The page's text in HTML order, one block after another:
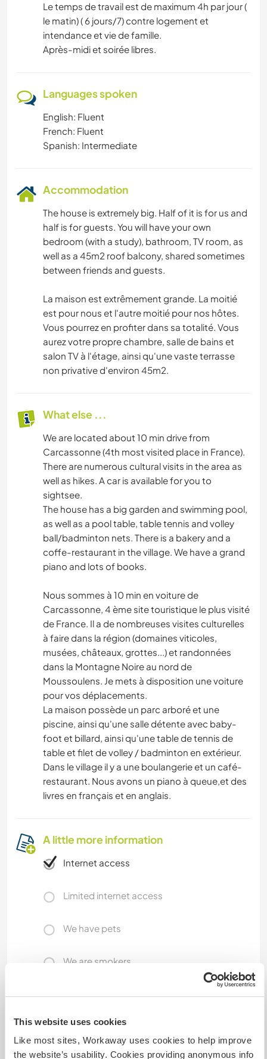
This website uses cookies
Like most sites, Workaway uses cookies to help improve
the website’s usability. Cookies providing anonymous info
Le temps de travail est de maximum 4h par jour (
le matin) ( 6 jours/7) contre logement et
intendance et vie de famille.
Après-midi et soirée libres.
Languages spoken
English: Fluent
French: Fluent
Spanish: Intermediate
Accommodation
The house is extremely big. Half of it is for us and
half is for guests. You will have your own
bedroom (with a study), bathroom, TV room, as
well as a 45m2 roof balcony, shared sometimes
between friends and guests.
La maison est extrêmement grande. La moitié
est pour nous et l'autre moitié pour nos hôtes.
Vous pourrez en profiter dans sa totalité. Vous
aurez votre propre chambre, salle de bains et
salon TV à l'étage, ainsi qu'une vaste terrasse
non privative d'environ 45m2.
What else ...
We are located about 10 min drive from
Carcassonne (4th most visited place in France).
There are numerous cultural visits in the area as
well as hikes. A car is available for you to
sightsee.
The house has a big garden and swimming pool,
as well as a pool table, table tennis and volley
ball/badminton nets. There is a bakery and a
coffe-restaurant in the village. We have a grand
piano and lots of books.
Nous sommes à 10 min en voiture de
Carcassonne, 4 ème site touristique le plus visité
de France. Il a de nombreuses visites culturelles
à faire dans la région (domaines viticoles,
musées, châteaux, grottes...) et randonnées
dans la Montagne Noire au nord de
Moussoulens. Je mets à disposition une voiture
pour vos déplacements.
La maison possède un parc arboré et une
piscine, ainsi qu'une salle détente avec baby-
foot et billard, ainsi qu'une table de tennis de
table et filet de volley / badminton en extérieur.
Dans le village il y a une boulangerie et un café-
restaurant. Nous avons un piano à queue,et des
livres en français et en anglais.
A little more information
Internet access
Limited internet access
We have pets
We are smokers
Can host families
How many Workawayers can
stay?